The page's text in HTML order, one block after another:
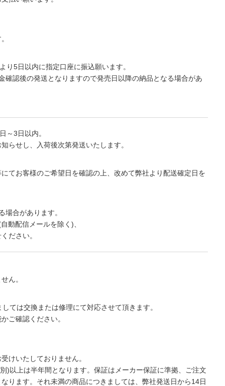
5日以内に指定口座に振込願います。
認後の発送となりますので発売日以降の納品となる場合があ
～3日以内。
らせし、入荷後次第発送いたします。
てお客様のご希望日を確認の上、改めて弊社より配送確定日を
合があります。
動配信メールを除く)、
ださい。
ん。
ては交換または修理にて対応させて頂きます。
ご確認ください。
けいたしておりません。
)以上は半年間となります。保証はメーカー保証に準拠、ご注文
ります。それ未満の商品につきましては、弊社発送日から14日